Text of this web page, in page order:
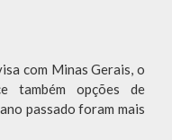
com Minas Gerais, o
também opções de
passado foram mais